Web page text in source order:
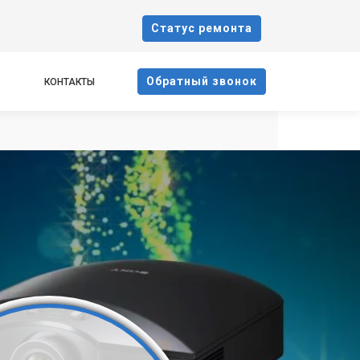
Cтатус ремонта
КОНТАКТЫ Oбратный звонок